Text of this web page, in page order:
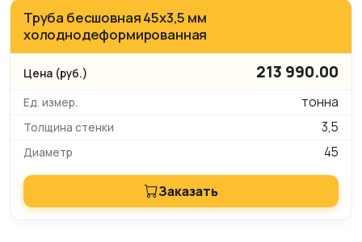
Труба бесшовная 45х3,5 мм
холоднодеформированная
213 990.00
тонна
3,5
45
Заказать